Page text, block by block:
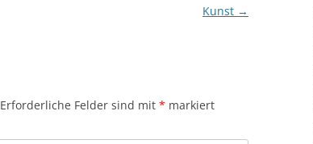
Kunst →
Erforderliche Felder sind mit * markiert